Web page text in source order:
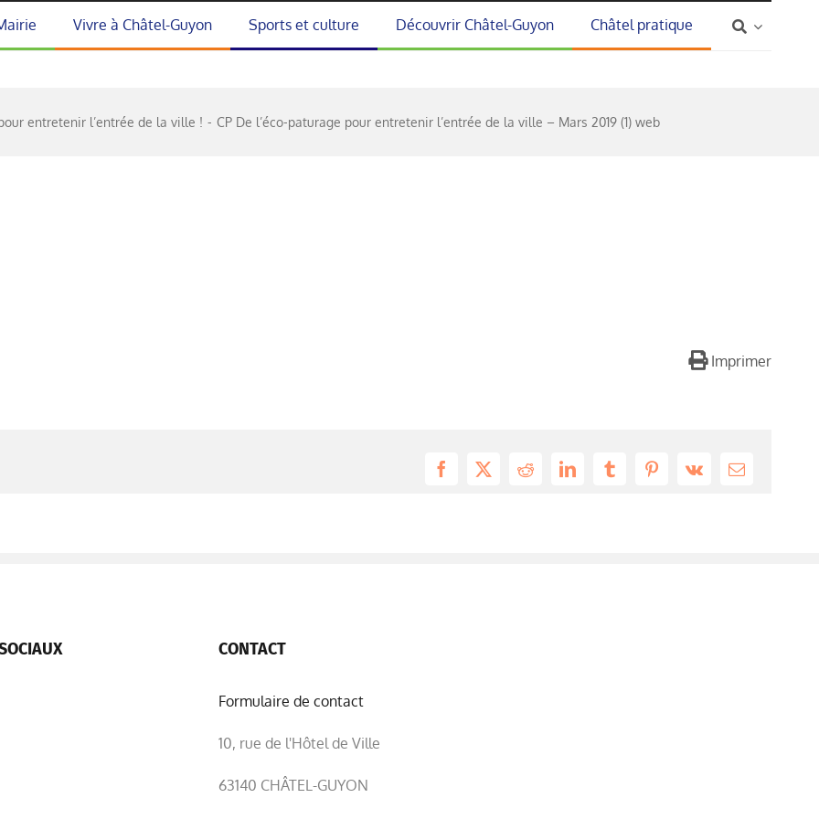
Vivre à Châtel-Guyon Sports et culture Découvrir Châtel-Guyon Châtel pratique
entretenir l’entrée de la ville ! CP De l’éco-paturage pour entretenir l’entrée de la ville – Mars 2019 (1) web
Imprimer
Facebook
X RedditLinkedInTumblrPinterest
Vk Email
CONTACT
Formulaire de contact
10, rue de l'Hôtel de Ville
63140 CHÂTEL-GUYON